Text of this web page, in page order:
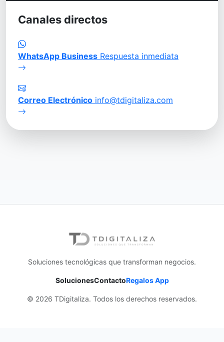
Canales directos
WhatsApp Business Respuesta inmediata
Correo Electrónico info@tdigitaliza.com
Soluciones tecnológicas que transforman negocios.
SolucionesContactoRegalos App
© 2026 TDigitaliza. Todos los derechos reservados.